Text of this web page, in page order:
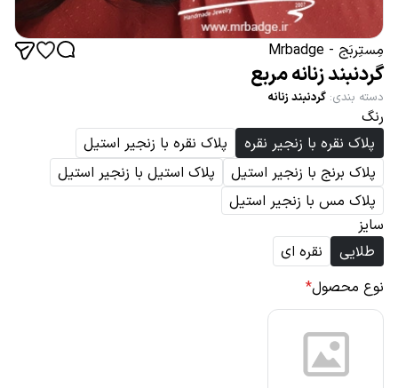
مِستِربَج - Mrbadge
گردنبند زنانه مربع
دسته بندی: گردنبند زنانه
رنگ
پلاک نقره با زنجیر نقره
پلاک نقره با زنجیر استیل
پلاک برنج با زنجیر استیل
پلاک استیل با زنجیر استیل
پلاک مس با زنجیر استیل
سایز
طلایی
نقره ای
نوع محصول*